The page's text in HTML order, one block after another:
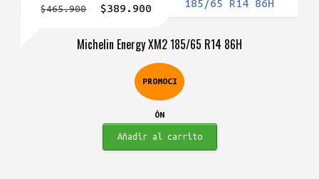
Michelin Energy XM2 185/65 R14 86H
PROMOCI
ÓN
$465.900
El
original
$465.900.
$389.900
actual
es:
$389.900.
Añadir al carrito